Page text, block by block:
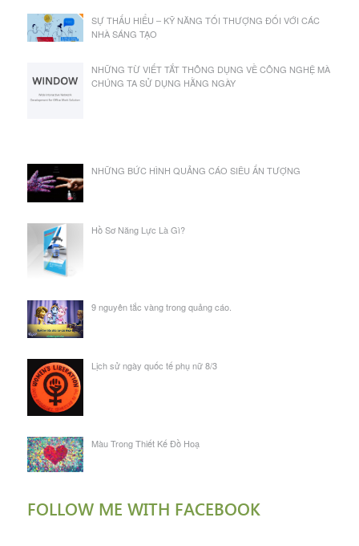
SỰ THẤU HIỂU – KỸ NĂNG TỐI THƯỢNG ĐỐI VỚI CÁC
NHÀ SÁNG TẠO
NHỮNG TỪ VIẾT TẮT THÔNG DỤNG VỀ CÔNG NGHỆ MÀ
CHÚNG TA SỬ DỤNG HẰNG NGÀY
NHỮNG BỨC HÌNH QUẢNG CÁO SIÊU ẤN TƯỢNG
Hồ Sơ Năng Lực Là Gì?
9 nguyên tắc vàng trong quảng cáo.
Lịch sử ngày quốc tế phụ nữ 8/3
Màu Trong Thiết Kế Đồ Hoạ
FOLLOW ME WITH FACEBOOK